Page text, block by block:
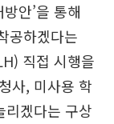
안’을 통해
공하겠다는
직접 시행을
사, 미사용 학
리겠다는 구상